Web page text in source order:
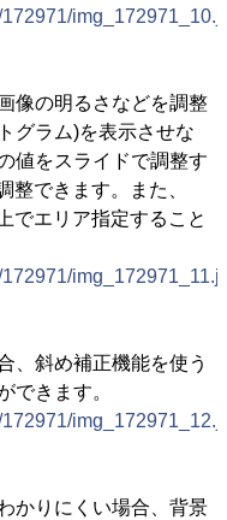
像の明るさなどを調整
グラム)を表示させな
値をスライドで調整す
整できます。また、
でエリア指定すること
、斜め補正機能を使う
できます。
かりにくい場合、背景